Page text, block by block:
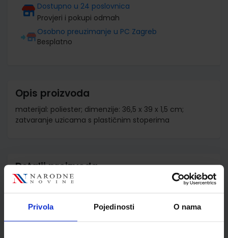
Privola Pojedinosti O nama
Dostupno u 24 poslovnica
Provjeri i pokupi odmah
Osobno preuzimanje u PC Zagreb
Besplatno
Opis proizvoda
materijal: poliester; dimenzije: 36,5 x 39 x 1,5 cm;
zatvaranje uzicama s plastičnim stoperima
Detalji proizvoda
Šifra proizvoda